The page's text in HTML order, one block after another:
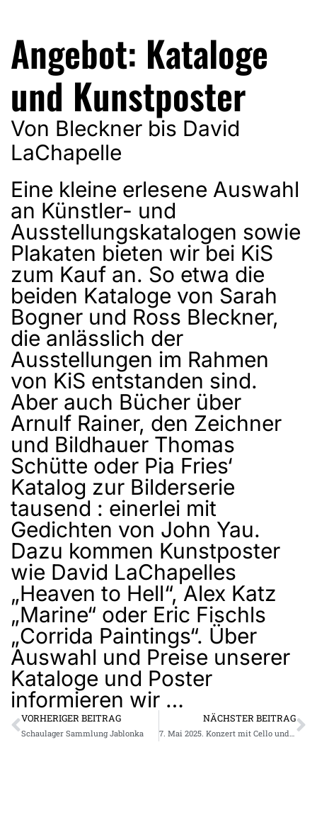
Angebot: Kataloge
und Kunstposter
Von Bleckner bis David
LaChapelle
Eine kleine erlesene Auswahl
an Künstler- und
Ausstellungskatalogen sowie
Plakaten bieten wir bei KiS
zum Kauf an. So etwa die
beiden Kataloge von Sarah
Bogner und Ross Bleckner,
die anlässlich der
Ausstellungen im Rahmen
von KiS entstanden sind.
Aber auch Bücher über
Arnulf Rainer, den Zeichner
und Bildhauer Thomas
Schütte oder Pia Fries‘
Katalog zur Bilderserie
tausend : einerlei mit
Gedichten von John Yau.
Dazu kommen Kunstposter
wie David LaChapelles
„Heaven to Hell“, Alex Katz
„Marine“ oder Eric Fischls
„Corrida Paintings“. Über
Auswahl und Preise unserer
Kataloge und Poster
informieren wir …
VORHERIGER BEITRAG
Schaulager Sammlung Jablonka
NÄCHSTER BEITRAG
7. Mai 2025. Konzert mit Cello und Akkordeon